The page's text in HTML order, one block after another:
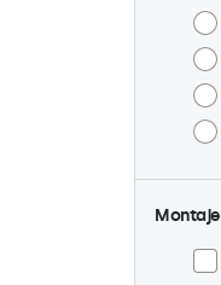
Montaje